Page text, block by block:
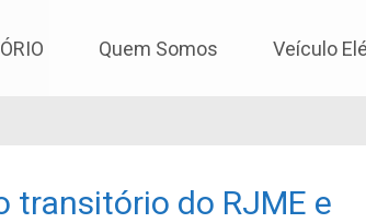
Quem Somos Veículo
transitório do RJME e